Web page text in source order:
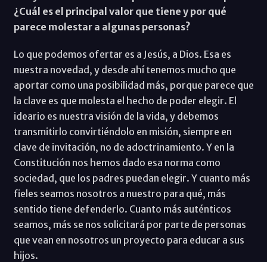
¿Cuál es el principal valor que tiene y por qué
parece molestar a algunas personas?
Lo que podemos ofertar es a Jesús, a Dios. Esa es
nuestra novedad, y desde ahí tenemos mucho que
aportar como una posibilidad más, porque parece que
la clave es que molesta el hecho de poder elegir. El
ideario es nuestra visión de la vida, y debemos
transmitirlo convirtiéndolo en misión, siempre en
clave de invitación, no de adoctrinamiento. Y en la
Constitución nos hemos dado esa norma como
sociedad, que los padres puedan elegir. Y cuanto más
fieles seamos nosotros a nuestro para qué, más
sentido tiene defenderlo. Cuanto más auténticos
seamos, más se nos solicitará por parte de personas
que vean en nosotros un proyecto para educar a sus
hijos.